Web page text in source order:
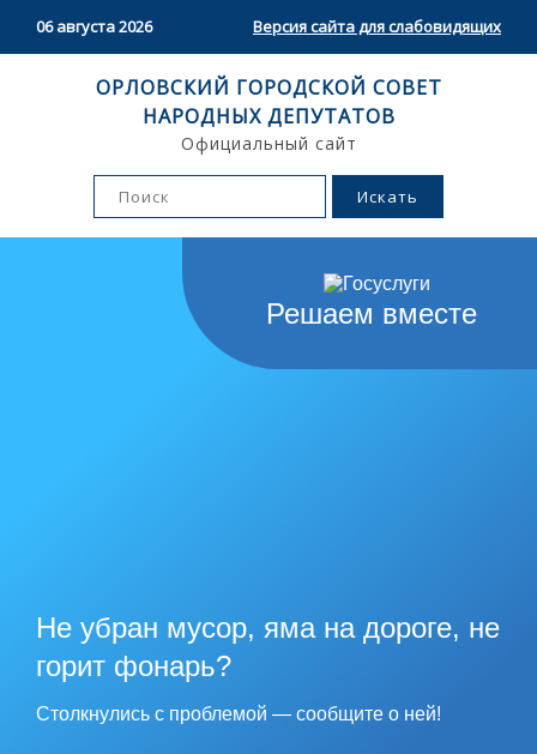
06 августа 2026 Версия сайта для слабовидящих
ОРЛОВСКИЙ ГОРОДСКОЙ СОВЕТ
НАРОДНЫХ ДЕПУТАТОВ
Официальный сайт
Решаем вместе
Не убран мусор, яма на дороге, не
горит фонарь?
Столкнулись с проблемой — сообщите о ней!